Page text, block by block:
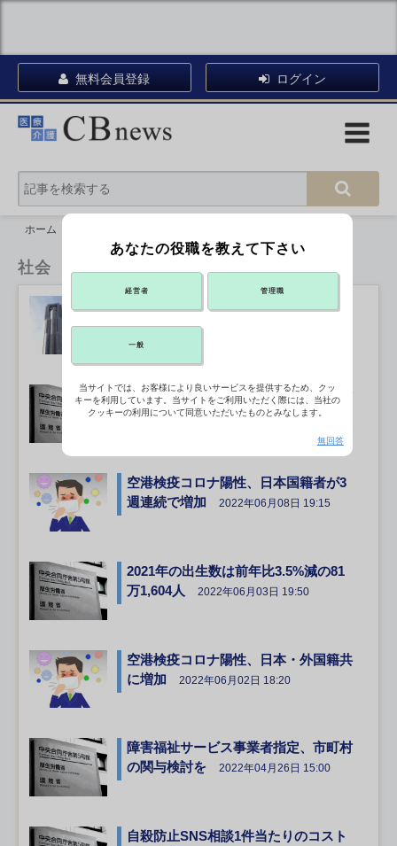
無料会員登録 ログイン
ホーム
社会
都立広尾病院の建て替え、PFI手法で
整備へ
2022年06月20日 17:50
石綿の健康被害、特別遺族給付金の請
求期限延長
2022年06月17日 18:15
空港検疫コロナ陽性、日本国籍者が3
週連続で増加
2022年06月08日 19:15
2021年の出生数は前年比3.5%減の81
万1,604人
2022年06月03日 19:50
空港検疫コロナ陽性、日本・外国籍共
に増加
2022年06月02日 18:20
障害福祉サービス事業者指定、市町村
の関与検討を
2022年04月26日 15:00
自殺防止SNS相談1件当たりのコスト
あなたの役職を教えて下さい
経営者 管理職
一般
当サイトでは、お客様により良いサービスを提供するため、クッ
キーを利用しています。当サイトをご利用いただく際には、当社の
クッキーの利用について同意いただいたものとみなします。
無回答